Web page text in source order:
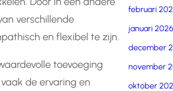
verschillende
en flexibel te zijn.
toevoeging
de ervaring en
februari
januari 2026
december
november
oktober